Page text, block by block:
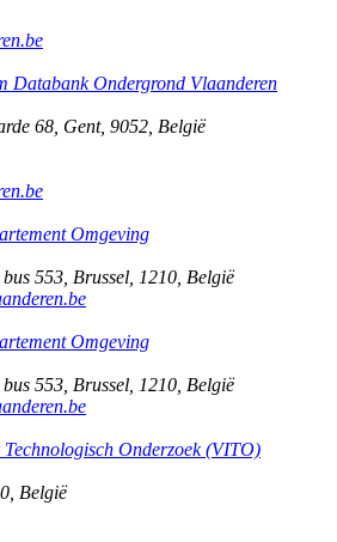
Databank Ondergrond Vlaanderen
68 Gent, 9052 België
Omgeving
553 Brussel 1210 België
Omgeving
553 Brussel 1210 België
Onderzoek (VITO)
België